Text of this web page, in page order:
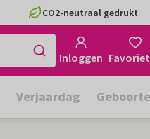
CO2-neutraal gedrukt
Inloggen
Verjaardag Geboorte